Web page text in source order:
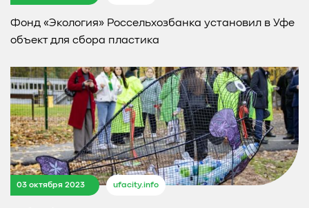
Фонд «Экология» Россельхозбанка установил в Уфе
объект для сбора пластика
03 октября 2023 ufacity.info